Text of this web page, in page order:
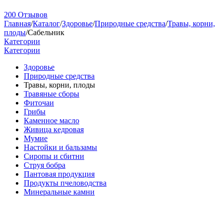
200 Отзывов
Главная/Каталог/Здоровье/Природные средства/Травы, корни,
плоды/Сабельник
Категории
Категории
Здоровье
Природные средства
Травы, корни, плоды
Травяные сборы
Фиточаи
Грибы
Каменное масло
Живица кедровая
Мумие
Настойки и бальзамы
Сиропы и сбитни
Струя бобра
Пантовая продукция
Продукты пчеловодства
Минеральные камни